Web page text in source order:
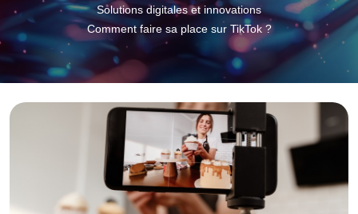
Solutions digitales et innovations
Comment faire sa place sur TikTok ?